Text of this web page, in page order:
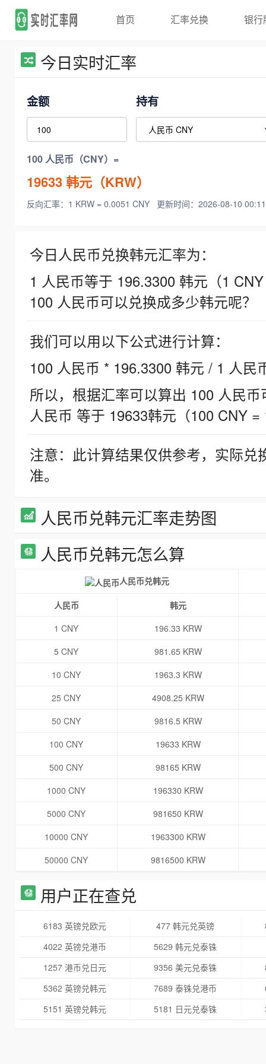
首页 汇率兑换 银行
今日实时汇率
金额 持有
100 人民币（CNY）=
19633韩元（KRW）
反向汇率：1 KRW = 0.0051 CNY 更新时间：2026-08-10
今日人民币兑换韩元汇率为：
1 人民币等于 196.3300 韩元（1
100 人民币可以兑换成多少韩元呢？
我们可以用以下公式进行计算：
100 人民币 * 196.3300 韩元 / 1 人民
所以，根据汇率可以算出 100 人民
人民币 等于 19633韩元（100 CNY =
注意：此计算结果仅供参考，实际
准。
人民币兑韩元汇率走势图
人民币兑韩元怎么算
人民币兑韩元
人民币
韩元
1 CNY
196.33 KRW
5 CNY
981.65 KRW
10 CNY
1963.3 KRW
25 CNY
4908.25 KRW
50 CNY
9816.5 KRW
100 CNY
19633 KRW
500 CNY
98165 KRW
1000 CNY
196330 KRW
5000 CNY
981650 KRW
10000 CNY
1963300 KRW
50000 CNY
9816500 KRW
用户正在查兑
6183 英镑兑欧元 477 韩元兑英镑
4022 英镑兑港币
5629 韩元兑泰铢
1257 港币兑日元
9356 美元兑泰铢
5362 英镑兑韩元
7689 泰铢兑港币
5151 英镑兑韩元
5181 日元兑泰铢